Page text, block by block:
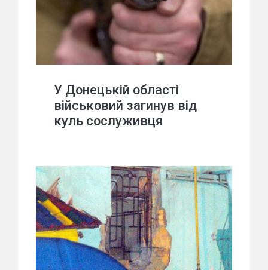
У Донецькій області
військовий загинув від
куль сослуживця